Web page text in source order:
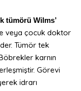
tümörü Wilms’
veya çocuk doktor
Tümör tek
karnın
Görevi
idrarı